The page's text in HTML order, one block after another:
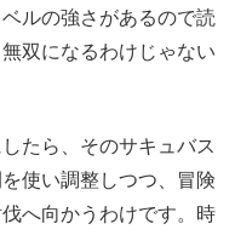
ルの強さがあるので読
双になるわけじゃない
たら、そのサキュバス
使い調整しつつ、冒険
へ向かうわけです。時